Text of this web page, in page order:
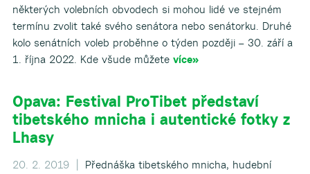
některých volebních obvodech si mohou lidé ve stejném
termínu zvolit také svého senátora nebo senátorku. Druhé
kolo senátních voleb proběhne o týden později – 30. září a
1. října 2022. Kde všude můžete více»
Opava: Festival ProTibet představí
tibetského mnicha i autentické fotky z
Lhasy
20. 2. 2019 |
Přednáška tibetského mnicha, hudební